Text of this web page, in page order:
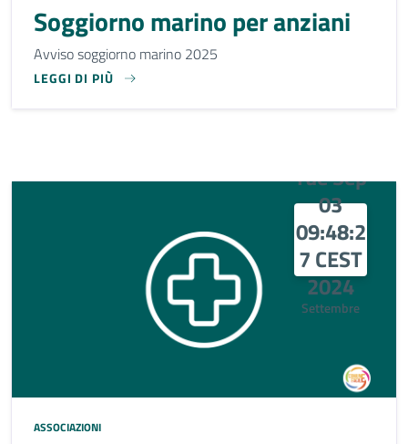
Soggiorno marino per anziani
Avviso soggiorno marino 2025
LEGGI DI PIÙ
AVVISO SOGGIORNO MARINO 2025
Tue Sep
03
09:48:2
7 CEST
2024
Settembre
ASSOCIAZIONI